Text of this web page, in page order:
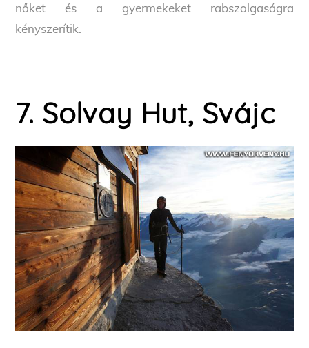
nőket és a gyermekeket rabszolgaságra
kényszerítik.
7. Solvay Hut, Svájc